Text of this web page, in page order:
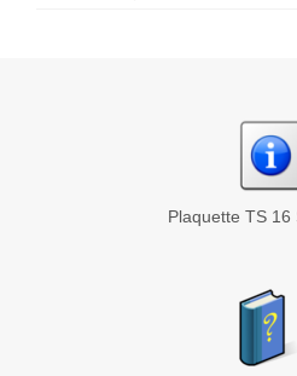
Plaquette TS 16